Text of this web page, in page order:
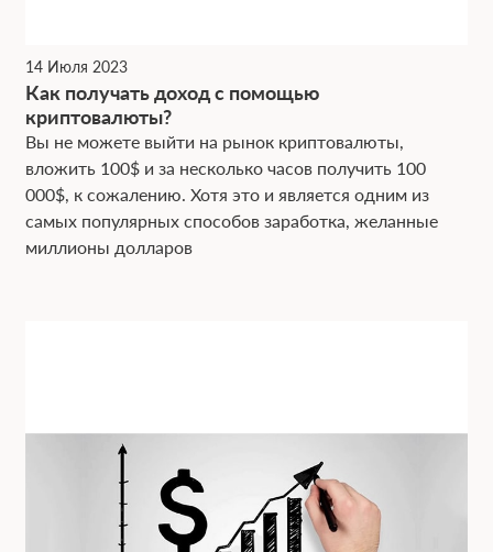
14 Июля 2023
Как получать доход с помощью
криптовалюты?
Вы не можете выйти на рынок криптовалюты,
вложить 100$ и за несколько часов получить 100
000$, к сожалению. Хотя это и является одним из
самых популярных способов заработка, желанные
миллионы долларов